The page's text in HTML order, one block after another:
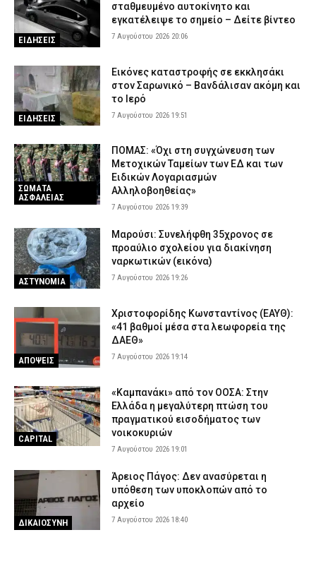
ΕΙΔΗΣΕΙΣ
σταθμευμένο αυτοκίνητο και
εγκατέλειψε το σημείο – Δείτε βίντεο
7 Αυγούστου 2026 20:06
ΕΙΔΗΣΕΙΣ
Εικόνες καταστροφής σε εκκλησάκι
στον Σαρωνικό – Βανδάλισαν ακόμη και
το Ιερό
7 Αυγούστου 2026 19:51
ΣΩΜΑΤΑ
ΑΣΦΑΛΕΙΑΣ
ΠΟΜΑΣ: «Όχι στη συγχώνευση των
Μετοχικών Ταμείων των ΕΔ και των
Ειδικών Λογαριασμών
Αλληλοβοηθείας»
7 Αυγούστου 2026 19:39
ΑΣΤΥΝΟΜΙΑ
Μαρούσι: Συνελήφθη 35χρονος σε
προαύλιο σχολείου για διακίνηση
ναρκωτικών (εικόνα)
7 Αυγούστου 2026 19:26
ΑΠΟΨΕΙΣ
Χριστοφορίδης Κωνσταντίνος (ΕΑΥΘ):
«41 βαθμοί μέσα στα λεωφορεία της
ΔΑΕΘ»
7 Αυγούστου 2026 19:14
CAPITAL
«Καμπανάκι» από τον ΟΟΣΑ: Στην
Ελλάδα η μεγαλύτερη πτώση του
πραγματικού εισοδήματος των
νοικοκυριών
7 Αυγούστου 2026 19:01
ΔΙΚΑΙΟΣΥΝΗ
Άρειος Πάγος: Δεν ανασύρεται η
υπόθεση των υποκλοπών από το
αρχείο
7 Αυγούστου 2026 18:40